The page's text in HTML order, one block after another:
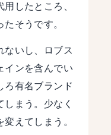
したところ、
そうです。
ないし、ロブス
インを含んでい
ろ有名ブランド
まう。少なく
えてしまう。